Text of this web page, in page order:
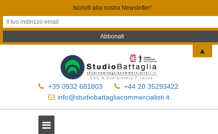
+39 0932 681803
+44 20 35293422
info@studiobattagliacommercialisti.it
Iscriviti alla nostra Newsletter!
▲